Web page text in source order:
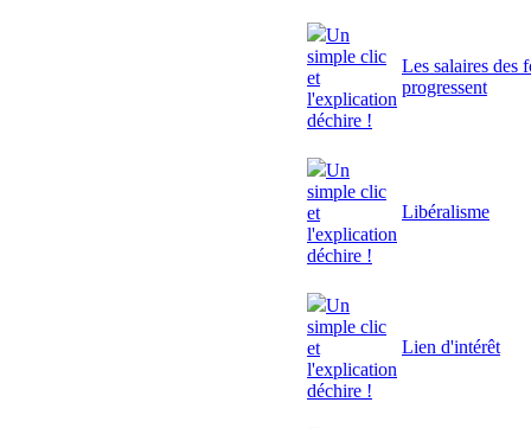
Un
simple clic
et
l'explication
déchire !
Les salaires des
progressent
Un
simple clic
et
l'explication
déchire !
Libéralisme
Un
simple clic
et
l'explication
déchire !
Lien d'intérêt